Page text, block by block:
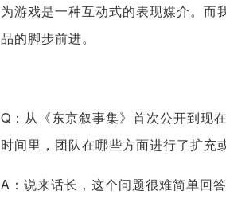
为游戏是一种互动式的表现媒介。
品的脚步前进。
Q：从《东京叙事集》首次公开到现
时间里，团队在哪些方面进行了扩充
A：说来话长，这个问题很难简单回